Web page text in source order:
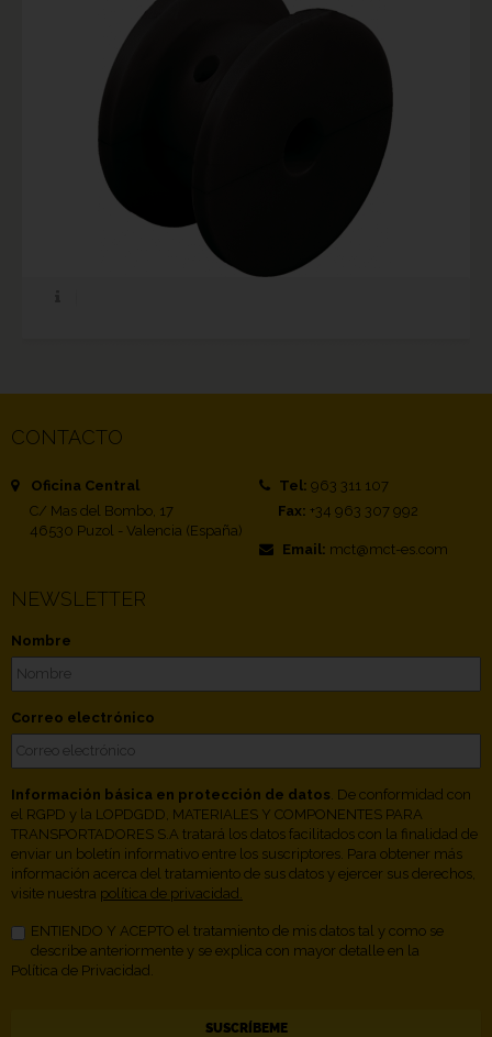
CONTACTO
Oficina Central
C/ Mas del Bombo, 17
46530 Puzol - Valencia (España)
Tel: 963 311 107
Fax: +34 963 307 992
Email: mct@mct-es.com
NEWSLETTER
Nombre
Correo electrónico
Información básica en protección de datos . De conformidad con
el RGPD y la LOPDGDD, MATERIALES Y COMPONENTES PARA
TRANSPORTADORES S.A tratará los datos facilitados con la finalidad de
enviar un boletín informativo entre los suscriptores. Para obtener más
información acerca del tratamiento de sus datos y ejercer sus derechos,
visite nuestra política de privacidad.
ENTIENDO Y ACEPTO el tratamiento de mis datos tal y como se
describe anteriormente y se explica con mayor detalle en la
Política de Privacidad.